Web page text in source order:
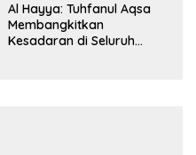
Al Hayya: Tuhfanul Aqsa
Membangkitkan
Kesadaran di Seluruh